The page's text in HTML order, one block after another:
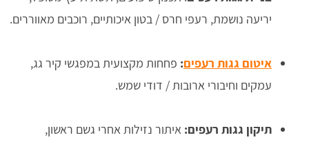
יריעה נושמת, רעפי חרס / בטון איכותיים, רוכבים מאווררים.
איטום גגות רעפים: פחחות מקצועית במפגשי קיר גג,
עמקים וחיבורי ארובות / דודי שמש.
תיקון גגות רעפים: איתור נזילות אחרי גשם ראשון,